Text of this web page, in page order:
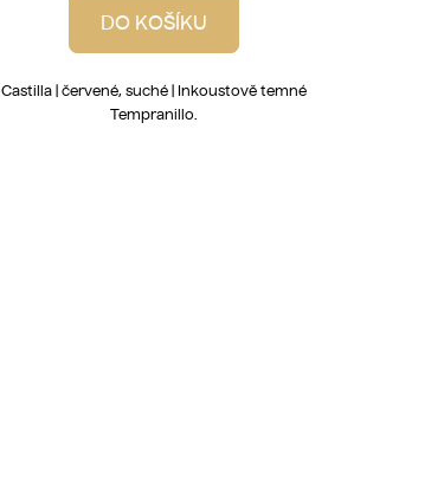
DO KOŠÍKU
Castilla | červené, suché | Inkoustově temné
Tempranillo.